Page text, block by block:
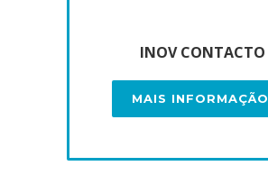
INOV CONTACTO
MAIS INFORMAÇÃO